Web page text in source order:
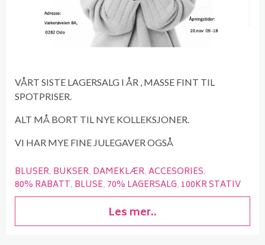
VÅRT SISTE LAGERSALG I ÅR , MASSE FINT TIL
SPOTPRISER.
ALT MÅ BORT TIL NYE KOLLEKSJONER.
VI HAR MYE FINE JULEGAVER OGSÅ
BLUSER BUKSER DAMEKLÆR ACCESORIES
80% RABATT BLUSE 70% LAGERSALG 100KR STATIV
Les mer..